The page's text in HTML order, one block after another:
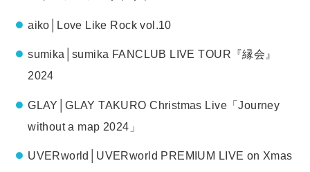
aiko│Love Like Rock vol.10
sumika│sumika FANCLUB LIVE TOUR『縁会』
2024
GLAY│GLAY TAKURO Christmas Live「Journey
without a map 2024」
UVERworld│UVERworld PREMIUM LIVE on Xmas